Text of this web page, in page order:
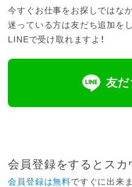
今すぐお仕事をお探しではな
迷っている方は友だち追加を
LINEで受け取れますよ！
友
会員登録をするとスカ
会員登録は無料ですぐに出来